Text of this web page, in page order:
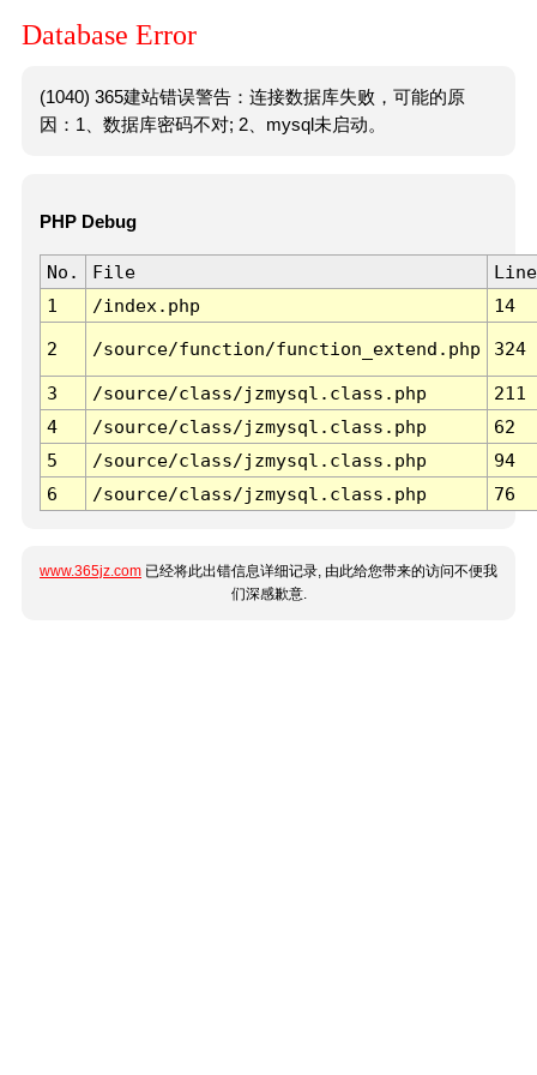
Database Error
(1040) 365建站错误警告：连接数据库失败，可能的原
因：1、数据库密码不对; 2、mysql未启动。
PHP Debug
No. File
Line
1
/index.php 14
2 /source/function/function_extend.php 324
3 /source/class/jzmysql.class.php
211
4
/source/class/jzmysql.class.php
62
5
/source/class/jzmysql.class.php
94
6
/source/class/jzmysql.class.php 76
www.365jz.com 已经将此出错信息详细记录, 由此给您带来的访问不便我
们深感歉意.